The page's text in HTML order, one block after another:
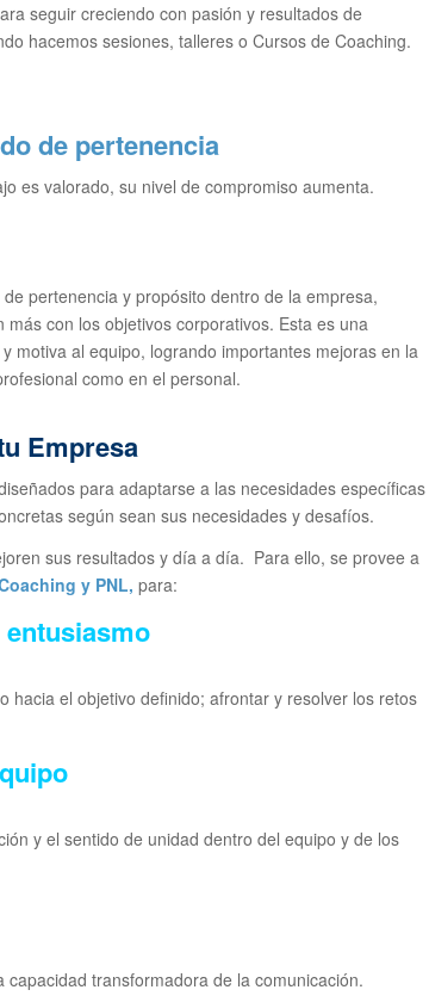
seguir creciendo con pasión y resultados de
hacemos sesiones, talleres o Cursos de Coaching.
de pertenencia
es valorado, su nivel de compromiso aumenta.
pertenencia y propósito dentro de la empresa,
con los objetivos corporativos. Esta es una
motiva al equipo, logrando importantes mejoras en la
como en el personal.
Empresa
para adaptarse a las necesidades específicas
según sean sus necesidades y desafíos.
sus resultados y día a día. Para ello, se provee a
y PNL, para:
hacia el objetivo definido; afrontar y resolver los retos
y el sentido de unidad dentro del equipo y de los
transformadora de la comunicación.